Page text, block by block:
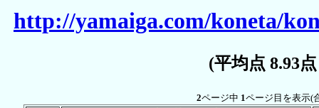
http://yamaiga.com/koneta/
(平均点 8.93
2ページ中 1ページ目を表示(